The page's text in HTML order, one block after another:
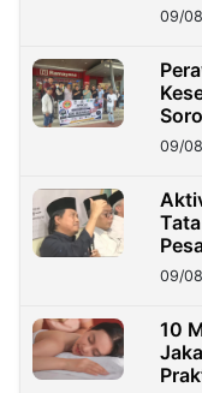
09/
09/
09/
10